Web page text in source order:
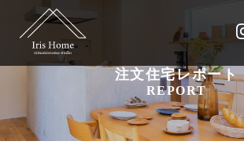
注文住宅レポート
REPORT